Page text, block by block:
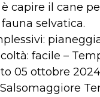
capire il cane
selvatica.
facile –
05 ottobre